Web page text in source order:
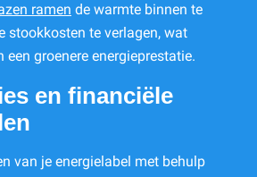
ramen de warmte binnen te
stookkosten te verlagen, wat
een groenere energieprestatie.
en financiële
van je energielabel met behulp